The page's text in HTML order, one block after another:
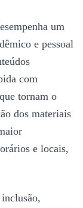
um
e pessoal
com
tornam o
dos materiais
e locais,